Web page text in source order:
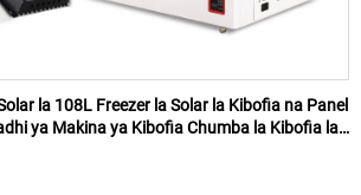
la 108L Freezer la Solar la Kibofia na Panel
ya Makina ya Kibofia Chumba la Kibofia la